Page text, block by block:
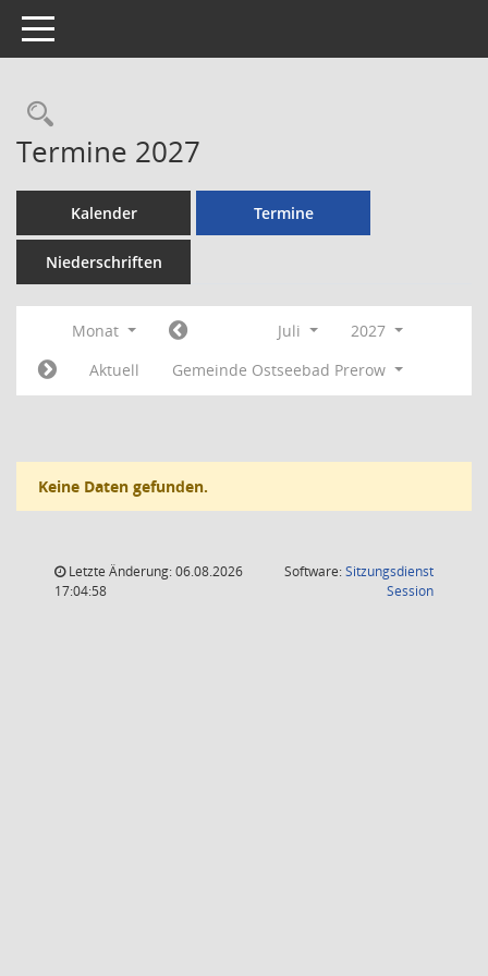
Toggle navigation
Rechercheauswahl
Termine 2027
Kalender Termine
Niederschriften
Monat Juli
2027
Aktuell
Gemeinde Ostseebad Prerow
Keine Daten gefunden.
Letzte Änderung: 06.08.2026
17:04:58
Software:Sitzungsdienst
Session(Wird in